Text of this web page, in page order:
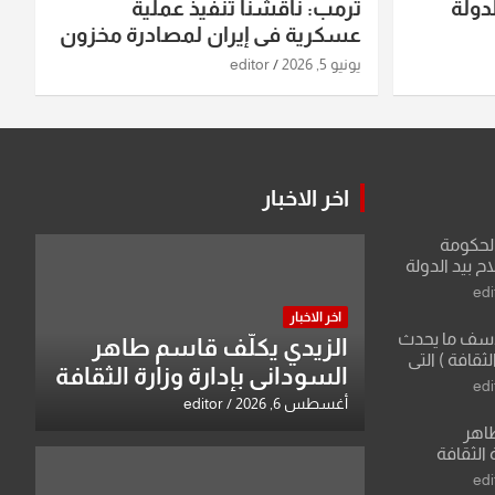
ترمب: ناقشنا تنفيذ عملية
عسكرية في إيران لمصادرة مخزون
اليورانيوم
يونيو 5, 2026 editor
بيد الدولة
ما يحدث
) التي
وزير يمثلها من
الثقافة
اخر الاخبار
اخر الاخبار
الزيدي يكلّف قاسم طاهر
السوداني بإدارة وزارة الثقافة
أغسطس 6, 2026 editor